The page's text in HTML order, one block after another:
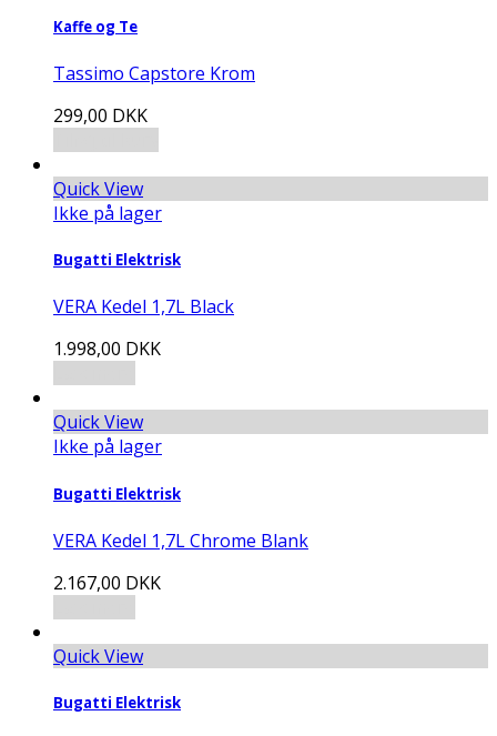
Kaffe og Te
Tassimo Capstore Krom
299,00 DKK
Quick View
Ikke på lager
Bugatti Elektrisk
VERA Kedel 1,7L Black
1.998,00 DKK
Quick View
Ikke på lager
Bugatti Elektrisk
VERA Kedel 1,7L Chrome Blank
2.167,00 DKK
Quick View
Bugatti Elektrisk